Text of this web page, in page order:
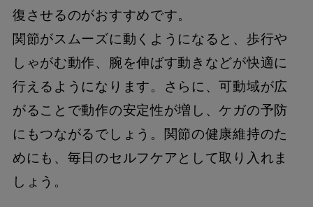
復させるのがおすすめです。
関節がスムーズに動くようになると、歩行や
しゃがむ動作、腕を伸ばす動きなどが快適に
行えるようになります。さらに、可動域が広
がることで動作の安定性が増し、ケガの予防
にもつながるでしょう。関節の健康維持のた
めにも、毎日のセルフケアとして取り入れま
しょう。